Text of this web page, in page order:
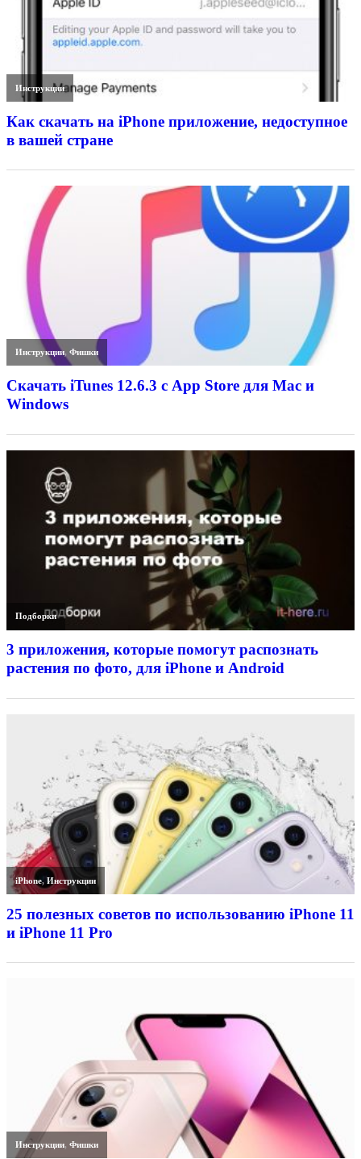
Инструкции
Как скачать на iPhone приложение, недоступное
в вашей стране
Инструкции,Фишки
Скачать iTunes 12.6.3 с App Store для Mac и
Windows
Подборки
3 приложения, которые помогут распознать
растения по фото, для iPhone и Android
iPhone,Инструкции
25 полезных советов по использованию iPhone 11
и iPhone 11 Pro
Инструкции,Фишки